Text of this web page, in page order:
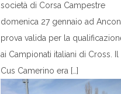
società di Corsa Campestre
domenica 27 gennaio ad
prova valida per la
ai Campionati italiani di Cross. Il
Cus Camerino era […]